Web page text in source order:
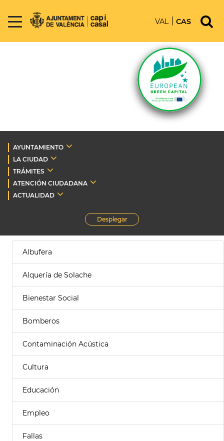
VAL CAS
AYUNTAMIENTO
LA CIUDAD
TRÁMITES
ATENCIÓN CIUDADANA
ACTUALIDAD
Desplegar
Albufera
Alquería de Solache
Bienestar Social
Bomberos
Contaminación Acústica
Cultura
Educación
Empleo
Fallas